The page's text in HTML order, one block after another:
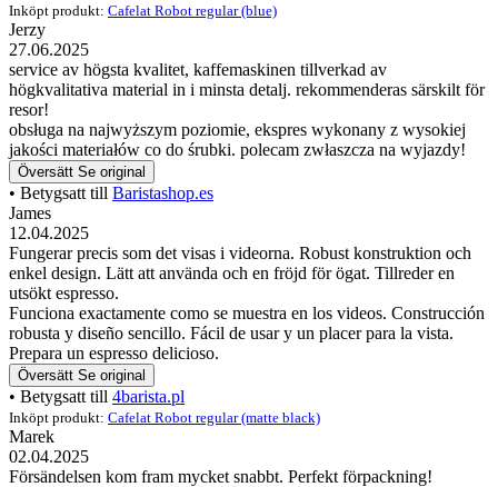
Inköpt produkt: Cafelat Robot regular (blue)
Jerzy
27.06.2025
service av högsta kvalitet, kaffemaskinen tillverkad av
högkvalitativa material in i minsta detalj. rekommenderas särskilt för
resor!
obsługa na najwyższym poziomie, ekspres wykonany z wysokiej
jakości materiałów co do śrubki. polecam zwłaszcza na wyjazdy!
Översätt Se original
• Betygsatt till Baristashop.es
James
12.04.2025
Fungerar precis som det visas i videorna. Robust konstruktion och
enkel design. Lätt att använda och en fröjd för ögat. Tillreder en
utsökt espresso.
Funciona exactamente como se muestra en los videos. Construcción
robusta y diseño sencillo. Fácil de usar y un placer para la vista.
Prepara un espresso delicioso.
Översätt Se original
• Betygsatt till 4barista.pl
Inköpt produkt: Cafelat Robot regular (matte black)
Marek
02.04.2025
Försändelsen kom fram mycket snabbt. Perfekt förpackning!